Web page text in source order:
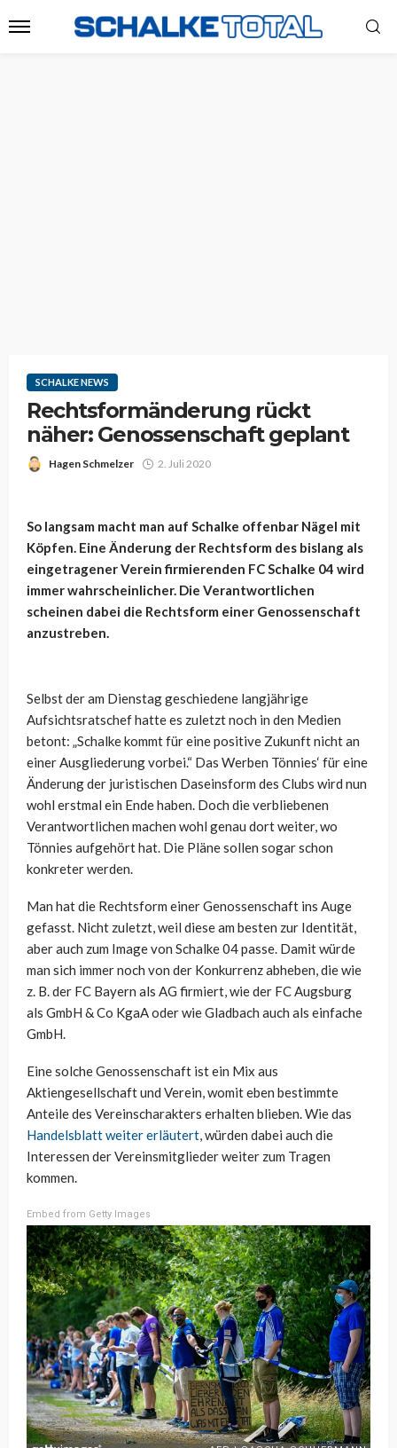
SCHALKE NEWS
Rechtsformänderung rückt
näher: Genossenschaft geplant
Hagen Schmelzer 2. Juli 2020
So langsam macht man auf Schalke offenbar Nägel mit
Köpfen. Eine Änderung der Rechtsform des bislang als
eingetragener Verein firmierenden FC Schalke 04 wird
immer wahrscheinlicher. Die Verantwortlichen
scheinen dabei die Rechtsform einer Genossenschaft
anzustreben.
Selbst der am Dienstag geschiedene langjährige
Aufsichtsratschef hatte es zuletzt noch in den Medien
betont: „Schalke kommt für eine positive Zukunft nicht an
einer Ausgliederung vorbei.“ Das Werben Tönnies‘ für eine
Änderung der juristischen Daseinsform des Clubs wird nun
wohl erstmal ein Ende haben. Doch die verbliebenen
Verantwortlichen machen wohl genau dort weiter, wo
Tönnies aufgehört hat. Die Pläne sollen sogar schon
konkreter werden.
Man hat die Rechtsform einer Genossenschaft ins Auge
gefasst. Nicht zuletzt, weil diese am besten zur Identität,
aber auch zum Image von Schalke 04 passe. Damit würde
man sich immer noch von der Konkurrenz abheben, die wie
z. B. der FC Bayern als AG firmiert, wie der FC Augsburg
als GmbH & Co KgaA oder wie Gladbach auch als einfache
GmbH.
Eine solche Genossenschaft ist ein Mix aus
Aktiengesellschaft und Verein, womit eben bestimmte
Anteile des Vereinscharakters erhalten blieben. Wie das
Handelsblatt weiter erläutert, würden dabei auch die
Interessen der Vereinsmitglieder weiter zum Tragen
kommen.
Embed from Getty Images